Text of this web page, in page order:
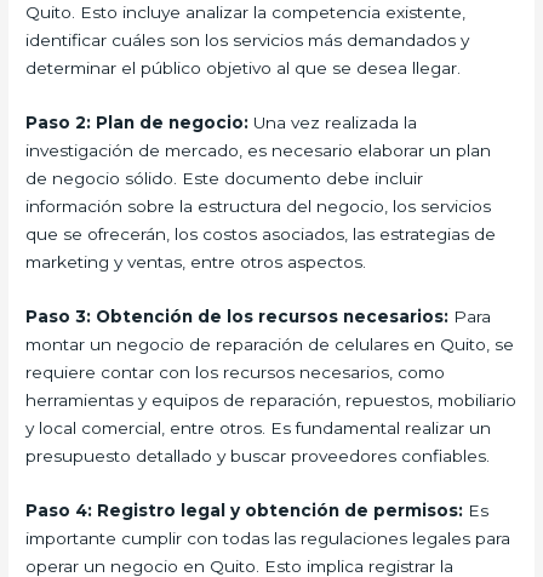
Quito. Esto incluye analizar la competencia existente,
identificar cuáles son los servicios más demandados y
determinar el público objetivo al que se desea llegar.
Paso 2: Plan de negocio: Una vez realizada la
investigación de mercado, es necesario elaborar un plan
de negocio sólido. Este documento debe incluir
información sobre la estructura del negocio, los servicios
que se ofrecerán, los costos asociados, las estrategias de
marketing y ventas, entre otros aspectos.
Paso 3: Obtención de los recursos necesarios: Para
montar un negocio de reparación de celulares en Quito, se
requiere contar con los recursos necesarios, como
herramientas y equipos de reparación, repuestos, mobiliario
y local comercial, entre otros. Es fundamental realizar un
presupuesto detallado y buscar proveedores confiables.
Paso 4: Registro legal y obtención de permisos: Es
importante cumplir con todas las regulaciones legales para
operar un negocio en Quito. Esto implica registrar la